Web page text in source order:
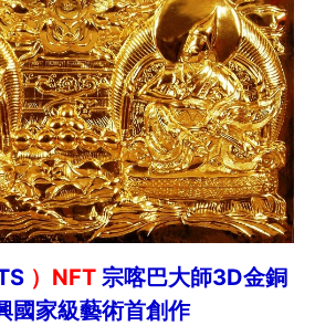
）NFT 宗喀巴大師3D金銅
國家級藝術首創作